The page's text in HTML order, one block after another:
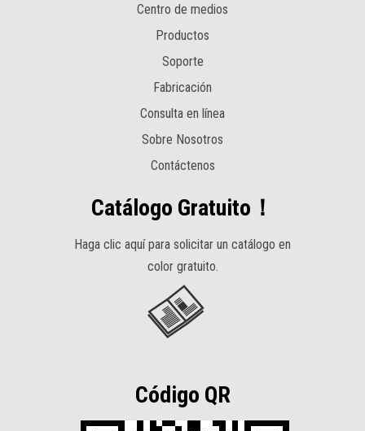
Centro de medios
Productos
Soporte
Fabricación
Consulta en línea
Sobre Nosotros
Contáctenos
Catálogo Gratuito！
Haga clic aquí para solicitar un catálogo en
color gratuito.
Código QR